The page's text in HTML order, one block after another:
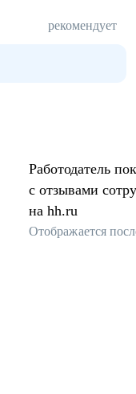
рекомендует
Работодатель
с отзывами
на hh.ru
Отображается